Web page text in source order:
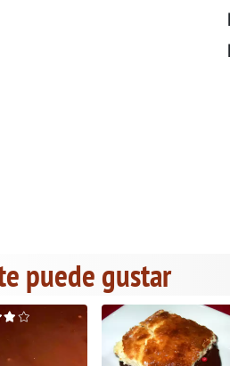
puede gustar